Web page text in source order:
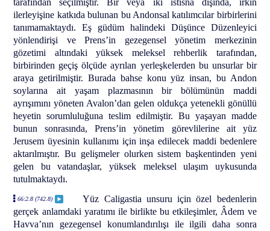
ilerleyişine katkıda bulunan bu Andonsal katılımcılar birbirlerini
tanımamaktaydı. Eş güdüm halindeki Düşünce Düzenleyici
yönlendirişi ve Prens’in gezegensel yönetim merkezinin
gözetimi altındaki yüksek meleksel rehberlik tarafından,
birbirinden geçiş ölçüde ayrılan yerleşkelerden bu unsurlar bir
araya getirilmiştir. Burada bahse konu yüz insan, bu Andon
soylarına ait yaşam plazmasının bir bölümünün maddi
ayrışımını yöneten Avalon’dan gelen oldukça yetenekli gönüllü
heyetin sorumluluğuna teslim edilmiştir. Bu yaşayan madde
bunun sonrasında, Prens’in yönetim görevlilerine ait yüz
Jerusem üyesinin kullanımı için inşa edilecek maddi bedenlere
aktarılmıştır. Bu gelişmeler olurken sistem başkentinden yeni
gelen bu vatandaşlar, yüksek meleksel ulaşım uykusunda
tutulmaktaydı.
66:2.8 (742.8)
Yüz Caligastia unsuru için özel bedenlerin
gerçek anlamdaki yaratımı ile birlikte bu etkileşimler, Âdem ve
Havva’nın gezegensel konumlandırılışı ile ilgili daha sonra